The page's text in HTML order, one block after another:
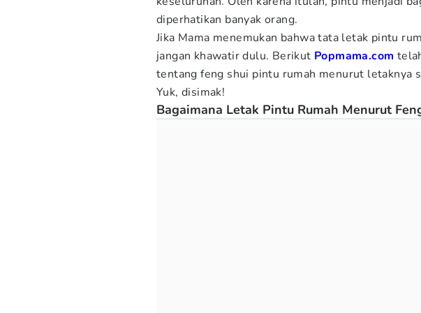
diperhatikan banyak orang.
Jika Mama menemukan bahwa tata letak pintu
jangan khawatir dulu. Berikut Popmama.com
tentang feng shui pintu rumah menurut letaknya
Yuk, disimak!
Bagaimana Letak Pintu Rumah Menurut